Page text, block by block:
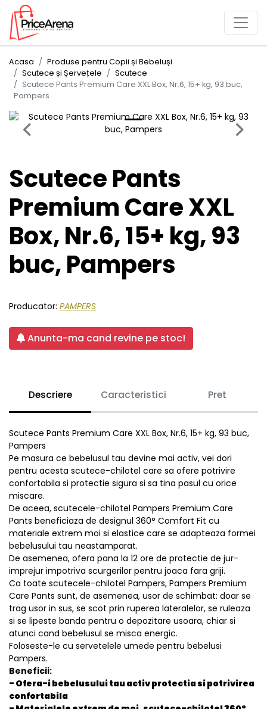
Acasa
Produse pentru Copii și Bebeluși
Scutece și Șervețele
Scutece
Scutece Pants Premium Care XXL Box, Nr.6, 15+ kg, 93 buc,
Pampers
Previous Next
Scutece Pants
Premium Care XXL
Box, Nr.6, 15+ kg, 93
buc, Pampers
Producator: PAMPERS
Anunta-ma cand revine pe stoc!
Descriere Caracteristici Pret
Scutece Pants Premium Care XXL Box, Nr.6, 15+ kg, 93 buc,
Pampers
Pe masura ce bebelusul tau devine mai activ, vei dori
pentru acesta scutece-chilotel care sa ofere potrivire
confortabila si protectie sigura si sa tina pasul cu orice
miscare.
De aceea, scutecele-chilotel Pampers Premium Care
Pants beneficiaza de designul 360° Comfort Fit cu
materiale extrem moi si elastice care se adapteaza formei
bebelusului tau neastamparat.
De asemenea, ofera pana la 12 ore de protectie de jur-
imprejur impotriva scurgerilor pentru joaca fara griji.
Ca toate scutecele-chilotel Pampers, Pampers Premium
Care Pants sunt, de asemenea, usor de schimbat: doar se
trag usor in sus, se scot prin ruperea lateralelor, se ruleaza
si se lipeste banda pentru o depozitare usoara, chiar si
atunci cand bebelusul se misca energic.
Foloseste-le cu servetelele umede pentru bebelusi
Pampers.
Beneficii:
- Ofera-i bebelusului tau activ protectia si potrivirea
confortabila